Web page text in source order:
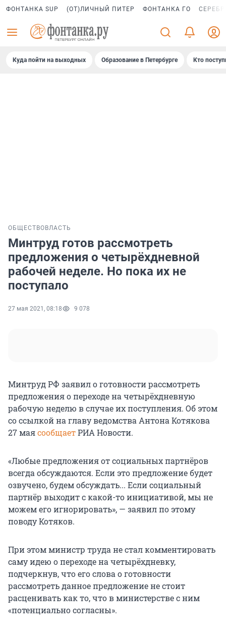
ФОНТАНКА SUP (ОТ)ЛИЧНЫЙ ПИТЕР ФОНТАНКА ГО
Куда пойти на выходных Образование в Петербурге Кто
ОБЩЕСТВО ВЛАСТЬ
Минтруд готов рассмотреть
предложения о четырёхдневной
рабочей неделе. Но пока их не
поступало
27 мая 2021, 08:18 9 078
Минтруд РФ заявил о готовности рассмотреть
предложения о переходе на четырёхдневную
рабочую неделю в случае их поступления. Об этом
со ссылкой на главу ведомства Антона Котякова
27 маясообщаетРИА Новости.
«Любые предложения от социальных партнёров
всегда обсуждаются. Если это предложение будет
озвучено, будем обсуждать... Если социальный
партнёр выходит с какой-то инициативой, мы не
можем его игнорировать», — заявил по этому
поводу Котяков.
При этом министр труда не стал комментировать
саму идею о переходе на четырёхдневку,
подчеркнув, что его слова о готовности
рассмотреть данное предложение не стоит
расценивать как то, что в министерстве с ним
«потенциально согласны».